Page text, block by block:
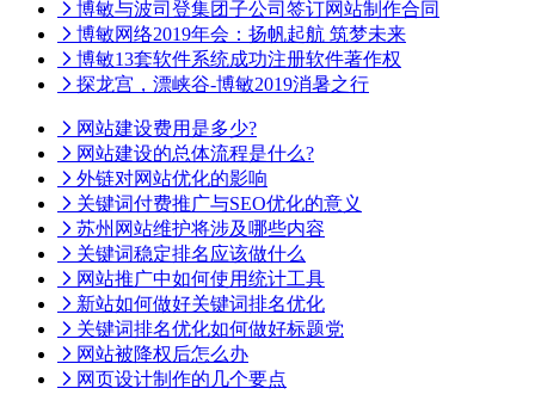
博敏与波司登集团子公司签订网站制作合同
博敏网络2019年会：扬帆起航 筑梦未来
博敏13套软件系统成功注册软件著作权
探龙宫，漂峡谷-博敏2019消暑之行
网站建设费用是多少?
网站建设的总体流程是什么?
外链对网站优化的影响
关键词付费推广与SEO优化的意义
苏州网站维护将涉及哪些内容
关键词稳定排名应该做什么
网站推广中如何使用统计工具
新站如何做好关键词排名优化
关键词排名优化如何做好标题党
网站被降权后怎么办
网页设计制作的几个要点